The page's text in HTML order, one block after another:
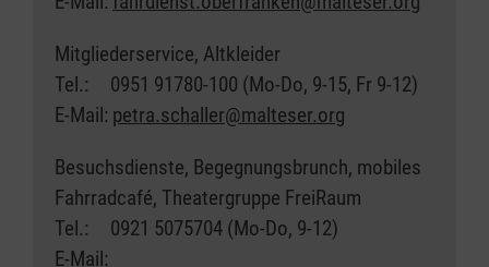
Mitgliederservice, Altkleider
Tel.: 0951 91780-100 (Mo-Do, 9-15, Fr 9-12)
E-Mail: petra.schaller@malteser.org
Besuchsdienste, Begegnungsbrunch, mobiles
Fahrradcafé, Theatergruppe FreiRaum
Tel.: 0921 5075704 (Mo-Do, 9-12)
E-Mail: